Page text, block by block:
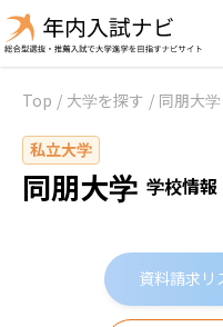
Top / 大学を探す / 同朋大学
私立大学
同朋大学 学校情報
資料請求リ